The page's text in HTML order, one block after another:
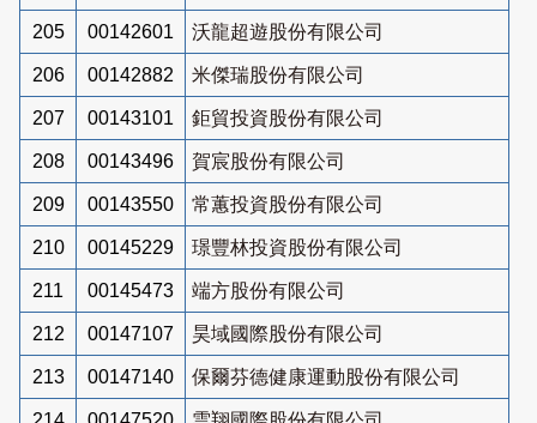
205 00142601 沃龍超遊股份有限公司
206 00142882 米傑瑞股份有限公司
207 00143101 鉅貿投資股份有限公司
208 00143496 賀宸股份有限公司
209 00143550 常蕙投資股份有限公司
210 00145229 璟豐林投資股份有限公司
211 00145473 端方股份有限公司
212 00147107 昊域國際股份有限公司
213 00147140 保爾芬德健康運動股份有限公司